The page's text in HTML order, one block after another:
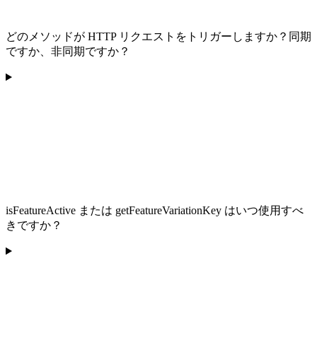
どのメソッドが HTTP リクエストをトリガーしますか？同期
ですか、非同期ですか？
isFeatureActive または getFeatureVariationKey はいつ使用すべ
きですか？